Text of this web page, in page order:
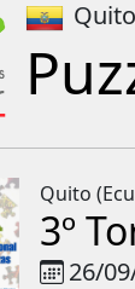
Quito
Quito
3º
26/